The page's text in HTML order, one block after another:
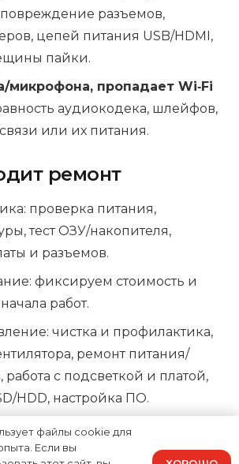
разъемов,
цепей питания USB/HDMI,
пайки.
микрофона, пропадает Wi‑Fi
аудиокодека, шлейфов,
или их питания.
ремонт
проверка питания,
тест ОЗУ/накопителя,
и разъемов.
фиксируем стоимость и
работ.
чистка и профилактика,
ремонт питания/
работа с подсветкой и платой,
HDD, настройка ПО.
тесты и проверка
файлы cookie для
Если вы